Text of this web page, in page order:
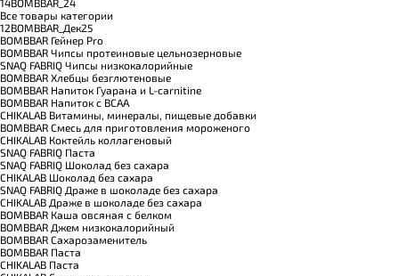
14BOMBBAR_24
Все товары категории
12BOMBBAR_Дек25
BOMBBAR Гейнер Pro
BOMBBAR Чипсы протеиновые цельнозерновые
SNAQ FABRIQ Чипсы низкокалорийные
BOMBBAR Хлебцы безглютеновые
BOMBBAR Напиток Гуарана и L-carnitine
BOMBBAR Напиток с BCAA
CHIKALAB Витамины, минералы, пищевые добавки
BOMBBAR Смесь для приготовления мороженого
CHIKALAB Коктейль коллагеновый
SNAQ FABRIQ Паста
SNAQ FABRIQ Шоколад без сахара
CHIKALAB Шоколад без сахара
SNAQ FABRIQ Драже в шоколаде без сахара
CHIKALAB Драже в шоколаде без сахара
BOMBBAR Каша овсяная с белком
BOMBBAR Джем низкокалорийный
BOMBBAR Сахарозаменитель
BOMBBAR Паста
CHIKALAB Паста